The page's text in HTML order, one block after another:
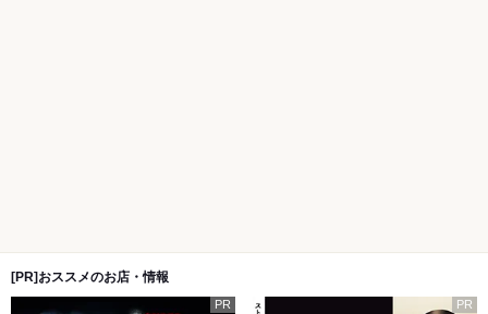
[PR]おススメのお店・情報
PR PR